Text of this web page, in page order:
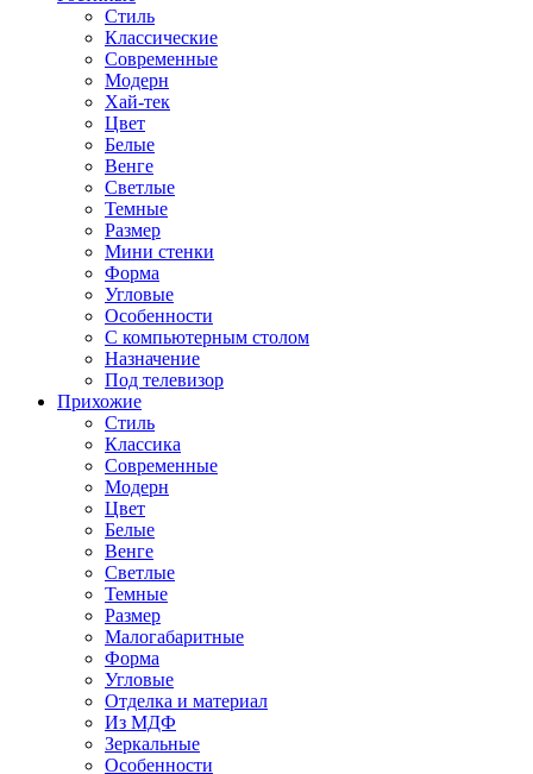
Стиль
Классические
Современные
Модерн
Хай-тек
Цвет
Белые
Венге
Светлые
Темные
Размер
Мини стенки
Форма
Угловые
Особенности
С компьютерным столом
Назначение
Под телевизор
Прихожие
Стиль
Классика
Современные
Модерн
Цвет
Белые
Венге
Светлые
Темные
Размер
Малогабаритные
Форма
Угловые
Отделка и материал
Из МДФ
Зеркальные
Особенности